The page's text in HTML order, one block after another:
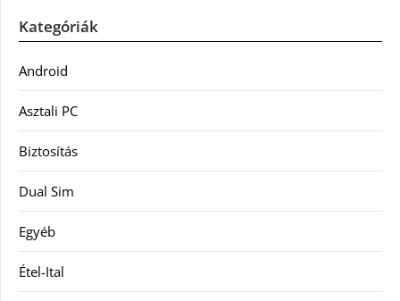
Kategóriák
Android
Asztali PC
Biztosítás
Dual Sim
Egyéb
Étel-Ital